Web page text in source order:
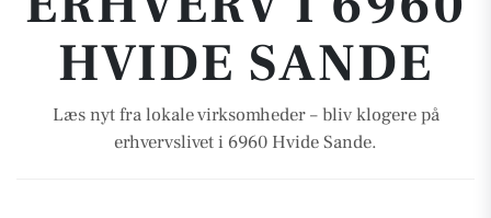
HVIDE SANDE
Læs nyt fra lokale virksomheder – bliv klogere på
erhvervslivet i 6960 Hvide Sande.